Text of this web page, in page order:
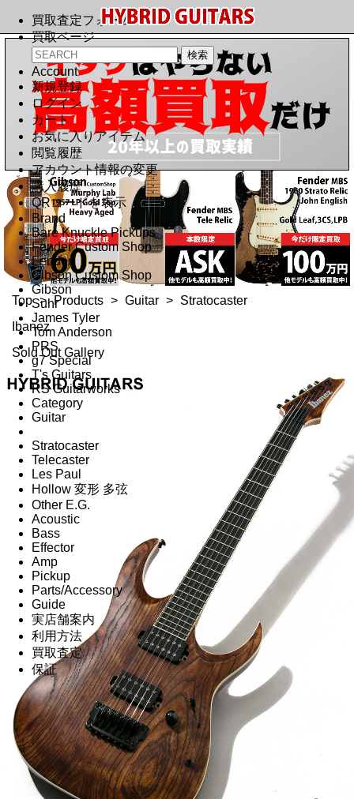
買取査定フォーム
買取ページ
Account
新規登録
ログイン
カート
お気に入りアイテム
閲覧履歴
アカウント情報の変更
購入履歴
QRコードを表示
Brand
Bare Knuckle Pickups
Fender Custom Shop
Fender
Gibson Custom Shop
Gibson
Suhr
James Tyler
Tom Anderson
PRS
g7 Special
T's Guitars
RS Guitarworks
Category
Guitar
Stratocaster
Telecaster
Les Paul
Hollow 変形 多弦
Other E.G.
Acoustic
Bass
Effector
Amp
Pickup
Parts/Accessory
Guide
実店舗案内
利用方法
買取査定
保証
Top > Products > Guitar > Stratocaster
Ibanez
Sold Out Gallery